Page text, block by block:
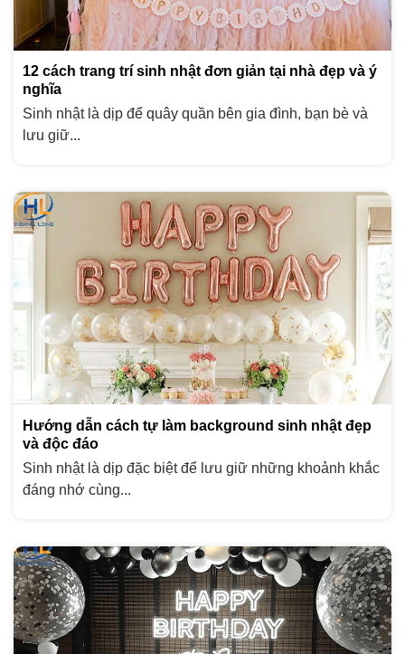
12 cách trang trí sinh nhật đơn giản tại nhà đẹp và ý
nghĩa
Sinh nhật là dịp để quây quần bên gia đình, bạn bè và
lưu giữ...
Hướng dẫn cách tự làm background sinh nhật đẹp
và độc đáo
Sinh nhật là dịp đặc biệt để lưu giữ những khoảnh khắc
đáng nhớ cùng...